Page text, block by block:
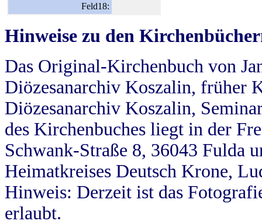
Feld18:
Hinweise zu den
Das Original-Kirchenbuch von
Diözesanarchiv Koszalin, früher
Diözesanarchiv Koszalin,
des Kirchenbuches liegt in der
Schwank-Straße 8, 36043 Fulda
Heimatkreises Deutsch Krone,
Hinweis: Derzeit ist das
erlaubt.